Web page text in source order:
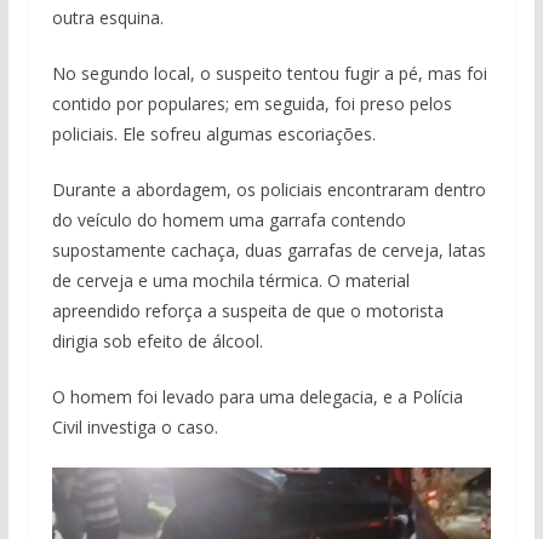
outra esquina.
No segundo local, o suspeito tentou fugir a pé, mas foi
contido por populares; em seguida, foi preso pelos
policiais. Ele sofreu algumas escoriações.
Durante a abordagem, os policiais encontraram dentro
do veículo do homem uma garrafa contendo
supostamente cachaça, duas garrafas de cerveja, latas
de cerveja e uma mochila térmica. O material
apreendido reforça a suspeita de que o motorista
dirigia sob efeito de álcool.
O homem foi levado para uma delegacia, e a Polícia
Civil investiga o caso.